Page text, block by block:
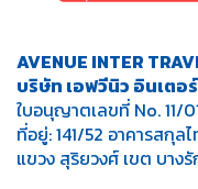
AVENUE INTER
บริษัท เอฟวีนิว อินเตอ
ใบอนุญาตเลขที่ No. 11/
ที่อยู่: 141/52 อาคารสกุล
แขวง สุริยวงศ์ เขต บาง